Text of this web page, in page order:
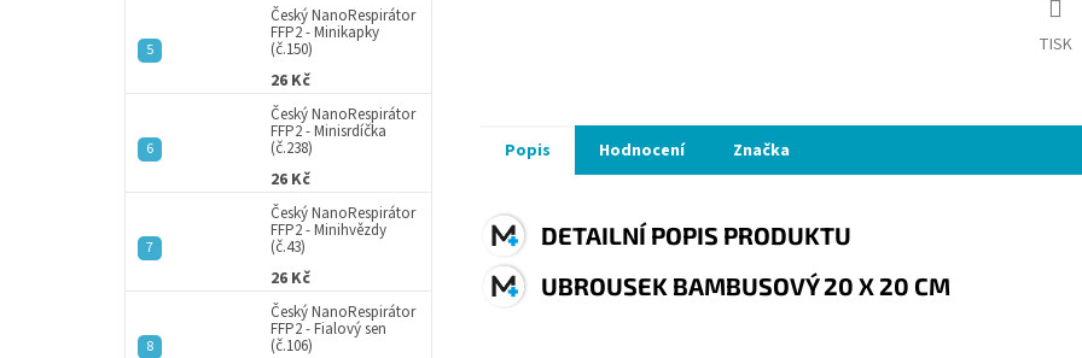
Český NanoRespirátor
FFP2 - Minikapky
(č.150)
26 Kč
Český NanoRespirátor
FFP2 - Minisrdíčka
(č.238)
26 Kč
Český NanoRespirátor
FFP2 - Minihvězdy
(č.43)
26 Kč
Český NanoRespirátor
FFP2 - Fialový sen
(č.106)
TISK
Popis Hodnocení Značka
DETAILNÍ POPIS PRODUKTU
UBROUSEK BAMBUSOVÝ 20 X 20 CM